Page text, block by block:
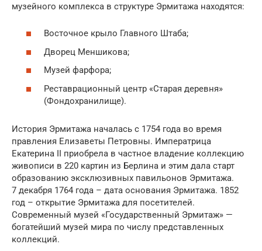
музейного комплекса в структуре Эрмитажа находятся:
Восточное крыло Главного Штаба;
Дворец Меншикова;
Музей фарфора;
Реставрационный центр «Старая деревня»
(Фондохранилище).
История Эрмитажа началась с 1754 года во время
правления Елизаветы Петровны. Императрица
Екатерина II приобрела в частное владение коллекцию
живописи в 220 картин из Берлина и этим дала старт
образованию эксклюзивных павильонов Эрмитажа.
7 декабря 1764 года – дата основания Эрмитажа. 1852
год – открытие Эрмитажа для посетителей.
Современный музей «Государственный Эрмитаж» —
богатейший музей мира по числу представленных
коллекций.